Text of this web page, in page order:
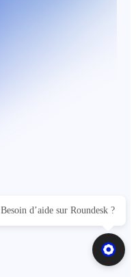
Besoin d’aide sur Roundesk ?